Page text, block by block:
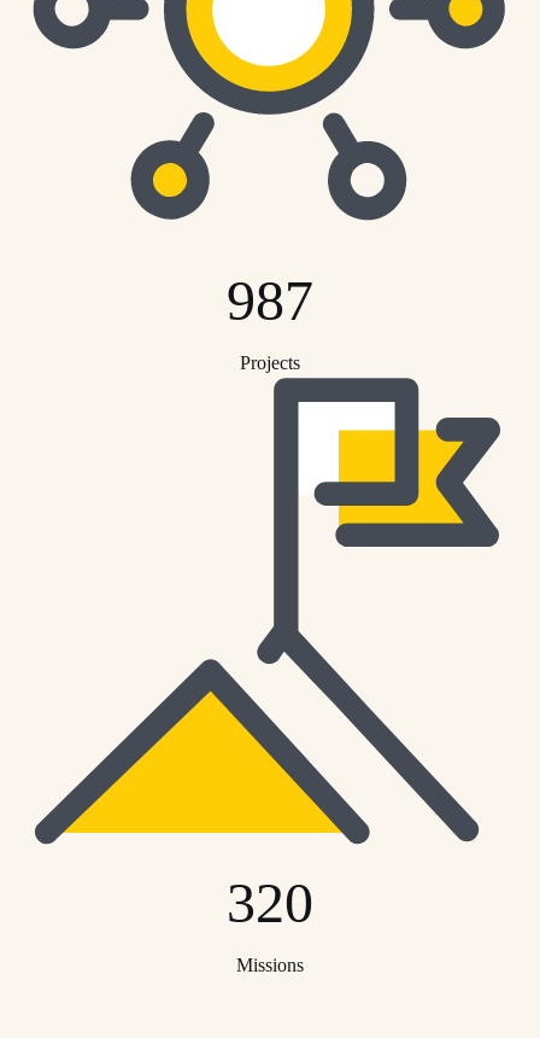
987
Projects
320
Missions